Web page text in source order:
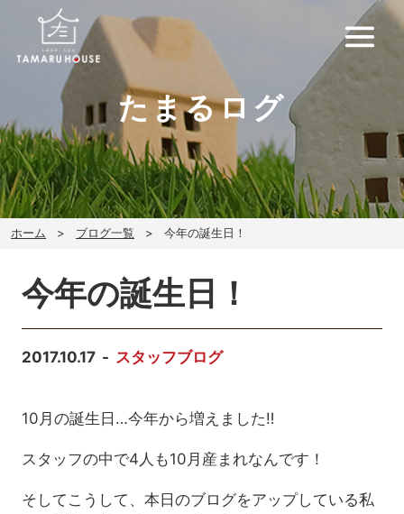
たまるログ
ホーム ブログ一覧 今年の誕生日！
今年の誕生日！
2017.10.17 スタッフブログ
10月の誕生日…今年から増えました‼
スタッフの中で4人も10月産まれなんです！
そしてこうして、本日のブログをアップしている私